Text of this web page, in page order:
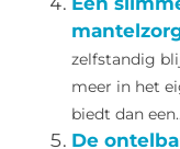
zelfstandig
meer in het
biedt dan
De